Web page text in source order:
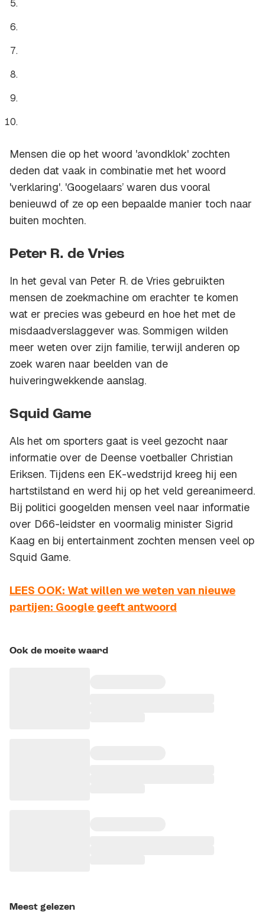
Mensen die op het woord 'avondklok' zochten
deden dat vaak in combinatie met het woord
'verklaring'. 'Googelaars’ waren dus vooral
benieuwd of ze op een bepaalde manier toch naar
buiten mochten.
Peter R. de Vries
In het geval van Peter R. de Vries gebruikten
mensen de zoekmachine om erachter te komen
wat er precies was gebeurd en hoe het met de
misdaadverslaggever was. Sommigen wilden
meer weten over zijn familie, terwijl anderen op
zoek waren naar beelden van de
huiveringwekkende aanslag.
Squid Game
Als het om sporters gaat is veel gezocht naar
informatie over de Deense voetballer Christian
Eriksen. Tijdens een EK-wedstrijd kreeg hij een
hartstilstand en werd hij op het veld gereanimeerd.
Bij politici googelden mensen veel naar informatie
over D66-leidster en voormalig minister Sigrid
Kaag en bij entertainment zochten mensen veel op
Squid Game.
LEES OOK: Wat willen we weten van nieuwe
partijen: Google geeft antwoord
Ook de moeite waard
Meest gelezen